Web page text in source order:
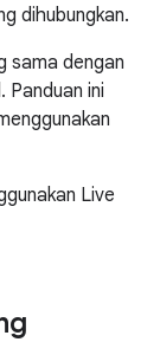
dihubungkan.
sama dengan
Panduan ini
Live